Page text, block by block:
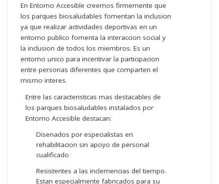
En Entorno Accesible creemos firmemente que
los parques biosaludables fomentan la inclusion
ya que realizar actividades deportivas en un
entorno publico fomenta la interaccion social y
la inclusion de todos los miembros. Es un
entorno unico para incentivar la participacion
entre personas diferentes que comparten el
mismo interes.
Entre las caracteristicas mas destacables de
los parques biosaludables instalados por
Entorno Accesible destacan:
Disenados por especialistas en
rehabilitacion sin apoyo de personal
cualificado
Resistentes a las inclemencias del tiempo.
Estan especialmente fabricados para su